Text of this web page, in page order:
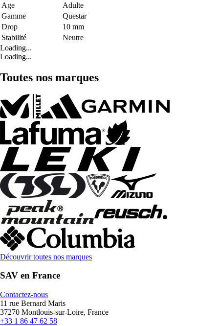
Age
Adulte
Gamme
Questar
Drop
10 mm
Stabilité
Neutre
Loading...
Loading...
Toutes nos marques
Découvrir toutes nos marques
SAV en France
Contactez-nous
11 rue Bernard Maris
37270 Montlouis-sur-Loire, France
+33 1 86 47 62 58